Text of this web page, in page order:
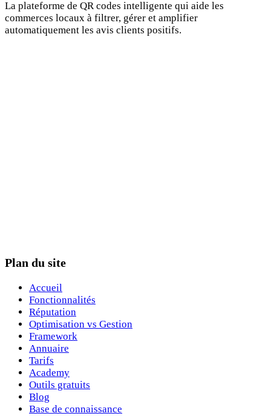
La plateforme de QR codes intelligente qui aide les
commerces locaux à filtrer, gérer et amplifier
automatiquement les avis clients positifs.
Plan du site
Accueil
Fonctionnalités
Réputation
Optimisation vs Gestion
Framework
Annuaire
Tarifs
Academy
Outils gratuits
Blog
Base de connaissance